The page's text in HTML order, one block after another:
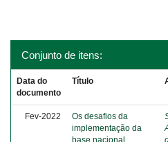
Conjunto de itens:
Data do
documento
Título
Fev-2022
Os desafios da
implementação da
base nacional